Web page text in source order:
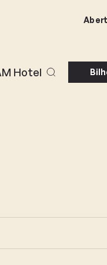
Hotel